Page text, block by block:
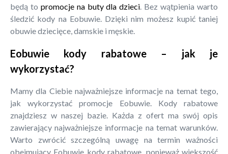
będą to promocje na buty dla dzieci. Bez wątpienia warto
śledzić kody na Eobuwie. Dzięki nim możesz kupić taniej
obuwie dziecięce, damskie i męskie.
Eobuwie kody rabatowe – jak je
wykorzystać?
Mamy dla Ciebie najważniejsze informacje na temat tego,
jak wykorzystać promocje Eobuwie. Kody rabatowe
znajdziesz w naszej bazie. Każda z ofert ma swój opis
zawierający najważniejsze informacje na temat warunków.
Warto zwrócić szczególną uwagę na termin ważności
obejmujący Eobuwie kody rabatowe, ponieważ większość